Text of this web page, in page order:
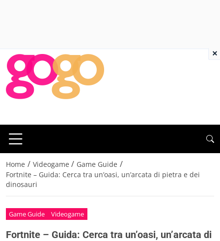
Home / Videogame / Game Guide /
Fortnite – Guida: Cerca tra un’oasi, un’arcata di pietra e dei
dinosauri
Game Guide Videogame
Fortnite – Guida: Cerca tra un’oasi, un’arcata di
×